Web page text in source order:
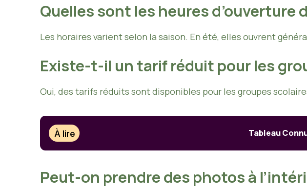
Quelles sont les heures d’ouverture
Les horaires varient selon la saison. En été, elles ouvrent
Existe-t-il un tarif réduit pour les
Oui, des tarifs réduits sont disponibles pour les groupes
À lire Tableau
Peut-on prendre des photos à